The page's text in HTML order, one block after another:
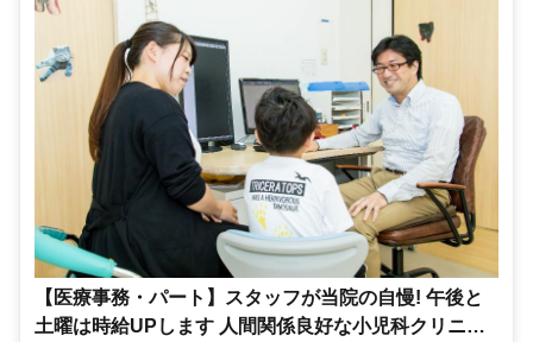
【医療事務・パート】スタッフが当院の自慢! 午後と
土曜は時給UPします 人間関係良好な小児科クリニッ